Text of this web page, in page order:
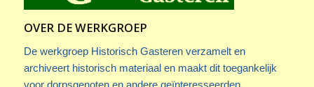
OVER DE WERKGROEP
De werkgroep Historisch Gasteren verzamelt en
archiveert historisch materiaal en maakt dit toegankelijk
voor dorpsgenoten en andere geïnteresseerden.